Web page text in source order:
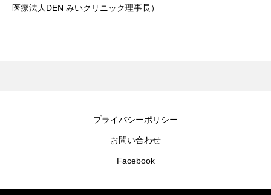
医療法人DEN みいクリニック理事長）
プライバシーポリシー
お問い合わせ
Facebook